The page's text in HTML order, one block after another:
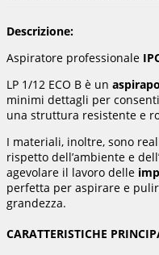
Descrizione:
Aspiratore professionale
LP 1/12 ECO B è un
minimi dettagli per
una struttura resistente e
I materiali, inoltre, sono
rispetto dell’ambiente e
agevolare il lavoro delle
perfetta per aspirare e
grandezza.
CARATTERISTICHE